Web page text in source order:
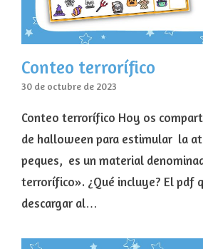
Conteo terrorífico
30 de octubre de 2023
Conteo terrorífico Hoy os
de halloween para estimular la
peques, es un material
terrorífico». ¿Qué incluye? El pdf
descargar al…